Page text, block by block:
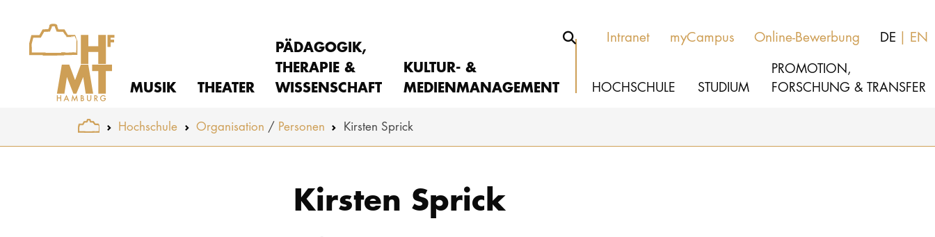
Intranet myCampus Online-Bewerbung DE EN
MUSIK THEATER
PÄDAGOGIK,
THERAPIE &
WISSENSCHAFT
KULTUR- &
MEDIENMANAGEMENT
HOCHSCHULE STUDIUM
PROMOTION,
FORSCHUNG & TRANSFER
You are here:Hochschule Organisation Personen Kirsten Sprick
Kirsten Sprick